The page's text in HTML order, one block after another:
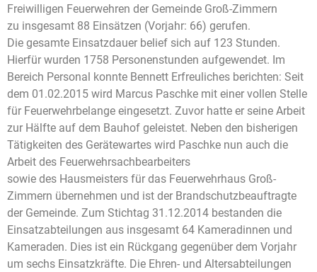
Freiwilligen Feuerwehren der Gemeinde Groß-Zimmern
zu insgesamt 88 Einsätzen (Vorjahr: 66) gerufen.
Die gesamte Einsatzdauer belief sich auf 123 Stunden.
Hierfür wurden 1758 Personenstunden aufgewendet. Im
Bereich Personal konnte Bennett Erfreuliches berichten: Seit
dem 01.02.2015 wird Marcus Paschke mit einer vollen Stelle
für Feuerwehrbelange eingesetzt. Zuvor hatte er seine Arbeit
zur Hälfte auf dem Bauhof geleistet. Neben den bisherigen
Tätigkeiten des Gerätewartes wird Paschke nun auch die
Arbeit des Feuerwehrsachbearbeiters
sowie des Hausmeisters für das Feuerwehrhaus Groß-
Zimmern übernehmen und ist der Brandschutzbeauftragte
der Gemeinde. Zum Stichtag 31.12.2014 bestanden die
Einsatzabteilungen aus insgesamt 64 Kameradinnen und
Kameraden. Dies ist ein Rückgang gegenüber dem Vorjahr
um sechs Einsatzkräfte. Die Ehren- und Altersabteilungen